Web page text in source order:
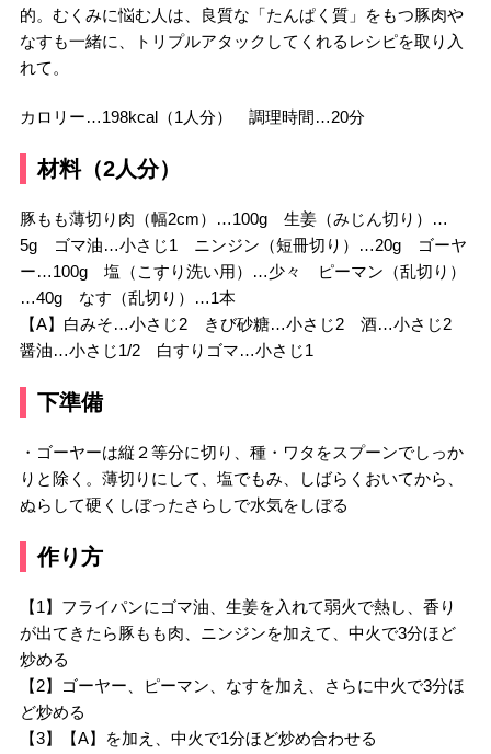
的。むくみに悩む人は、良質な「たんぱく質」をもつ豚肉や
なすも一緒に、トリプルアタックしてくれるレシピを取り入
れて。
カロリー…198kcal（1人分） 調理時間…20分
材料（2人分）
豚もも薄切り肉（幅2cm）…100g 生姜（みじん切り）…
5g ゴマ油…小さじ1 ニンジン（短冊切り）…20g ゴーヤ
ー…100g 塩（こすり洗い用）…少々 ピーマン（乱切り）
…40g なす（乱切り）…1本
【A】白みそ…小さじ2 きび砂糖…小さじ2 酒…小さじ2
醤油…小さじ1/2 白すりゴマ…小さじ1
下準備
・ゴーヤーは縦２等分に切り、種・ワタをスプーンでしっか
りと除く。薄切りにして、塩でもみ、しばらくおいてから、
ぬらして硬くしぼったさらしで水気をしぼる
作り方
【1】フライパンにゴマ油、生姜を入れて弱火で熱し、香り
が出てきたら豚もも肉、ニンジンを加えて、中火で3分ほど
炒める
【2】ゴーヤー、ピーマン、なすを加え、さらに中火で3分ほ
ど炒める
【3】【A】を加え、中火で1分ほど炒め合わせる